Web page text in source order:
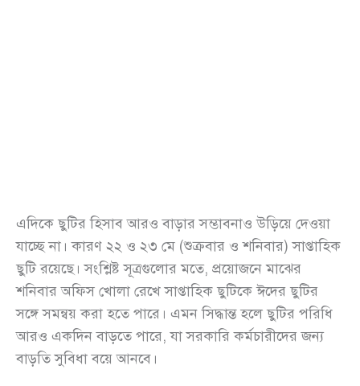
এদিকে ছুটির হিসাব আরও বাড়ার সম্ভাবনাও উড়িয়ে দেওয়া
যাচ্ছে না। কারণ ২২ ও ২৩ মে (শুক্রবার ও শনিবার) সাপ্তাহিক
ছুটি রয়েছে। সংশ্লিষ্ট সূত্রগুলোর মতে, প্রয়োজনে মাঝের
শনিবার অফিস খোলা রেখে সাপ্তাহিক ছুটিকে ঈদের ছুটির
সঙ্গে সমন্বয় করা হতে পারে। এমন সিদ্ধান্ত হলে ছুটির পরিধি
আরও একদিন বাড়তে পারে, যা সরকারি কর্মচারীদের জন্য
বাড়তি সুবিধা বয়ে আনবে।